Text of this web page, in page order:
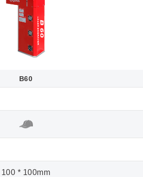
B60
100 * 100mm